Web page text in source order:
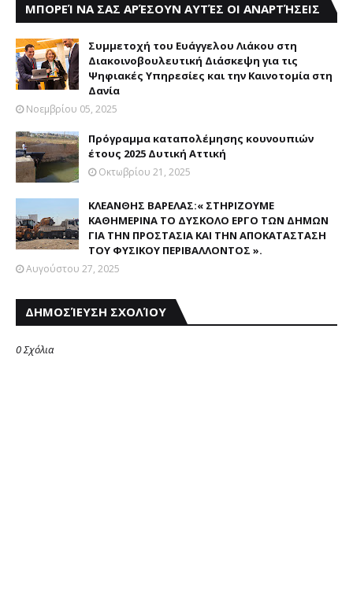
ΜΠΟΡΕΊ ΝΑ ΣΑΣ ΑΡΈΣΟΥΝ ΑΥΤΈΣ ΟΙ ΑΝΑΡΤΉΣΕΙΣ
Συμμετοχή του Ευάγγελου Λιάκου στη
Διακοινοβουλευτική Διάσκεψη για τις
Ψηφιακές Υπηρεσίες και την Καινοτομία στη
Δανία
Νοεμβρίου 05, 2025
Πρόγραμμα καταπολέμησης κουνουπιών
έτους 2025 Δυτική Αττική
Οκτωβρίου 21, 2025
ΚΛΕΑΝΘΗΣ ΒΑΡΕΛΑΣ:« ΣΤΗΡΙΖΟΥΜΕ
ΚΑΘΗΜΕΡΙΝΑ ΤΟ ΔΥΣΚΟΛΟ ΕΡΓΟ ΤΩΝ ΔΗΜΩΝ
ΓΙΑ ΤΗΝ ΠΡΟΣΤΑΣΙΑ ΚΑΙ ΤΗΝ ΑΠΟΚΑΤΑΣΤΑΣΗ
ΤΟΥ ΦΥΣΙΚΟΥ ΠΕΡΙΒΑΛΛΟΝΤΟΣ ».
Αυγούστου 27, 2025
ΔΗΜΟΣΊΕΥΣΗ ΣΧΟΛΊΟΥ
0 Σχόλια